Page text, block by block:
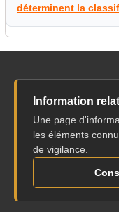
déterminent la
Information
Une page
les éléments
de vigilance.